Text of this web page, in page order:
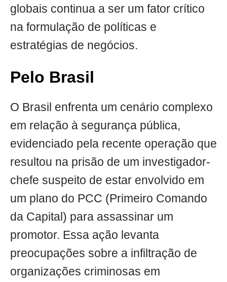
globais continua a ser um fator crítico
na formulação de políticas e
estratégias de negócios.
Pelo Brasil
O Brasil enfrenta um cenário complexo
em relação à segurança pública,
evidenciado pela recente operação que
resultou na prisão de um investigador-
chefe suspeito de estar envolvido em
um plano do PCC (Primeiro Comando
da Capital) para assassinar um
promotor. Essa ação levanta
preocupações sobre a infiltração de
organizações criminosas em